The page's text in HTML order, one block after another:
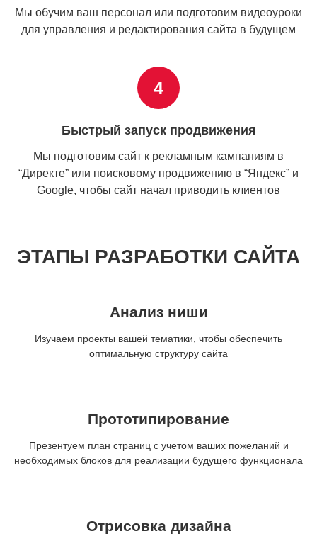
Мы обучим ваш персонал или подготовим видеоуроки
для управления и редактирования сайта в будущем
4
Быстрый запуск продвижения
Мы подготовим сайт к рекламным кампаниям в
“Директе” или поисковому продвижению в “Яндекс” и
Google, чтобы сайт начал приводить клиентов
ЭТАПЫ РАЗРАБОТКИ САЙТА
Анализ ниши
Изучаем проекты вашей тематики, чтобы обеспечить
оптимальную структуру сайта
Прототипирование
Презентуем план страниц с учетом ваших пожеланий и
необходимых блоков для реализации будущего функционала
Отрисовка дизайна